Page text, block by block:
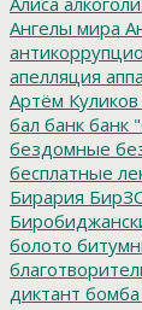
Ангелы мира
апелляция
Артём Куликов
бал банк банк
бездомные
бесплатные
Бирария
болото
диктант бомба